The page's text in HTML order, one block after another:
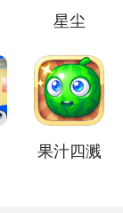
星尘
果汁四溅